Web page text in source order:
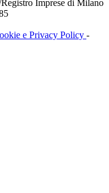
Imprese di Milano
e Privacy Policy -